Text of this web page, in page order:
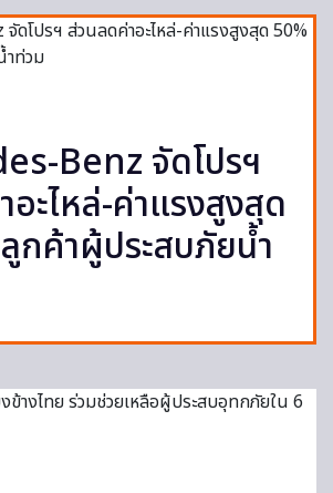
Benz จัดโปรฯ
ะไหล่-ค่าแรงสูงสุด
กค้าผู้ประสบภัยน้ำ